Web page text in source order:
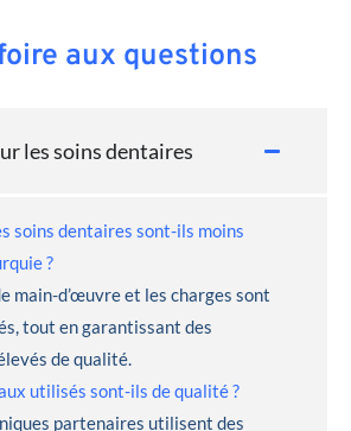
aux questions
les soins dentaires
soins dentaires sont-ils moins
?
main-d’œuvre et les charges sont
tout en garantissant des
de qualité.
utilisés sont-ils de qualité ?
partenaires utilisent des